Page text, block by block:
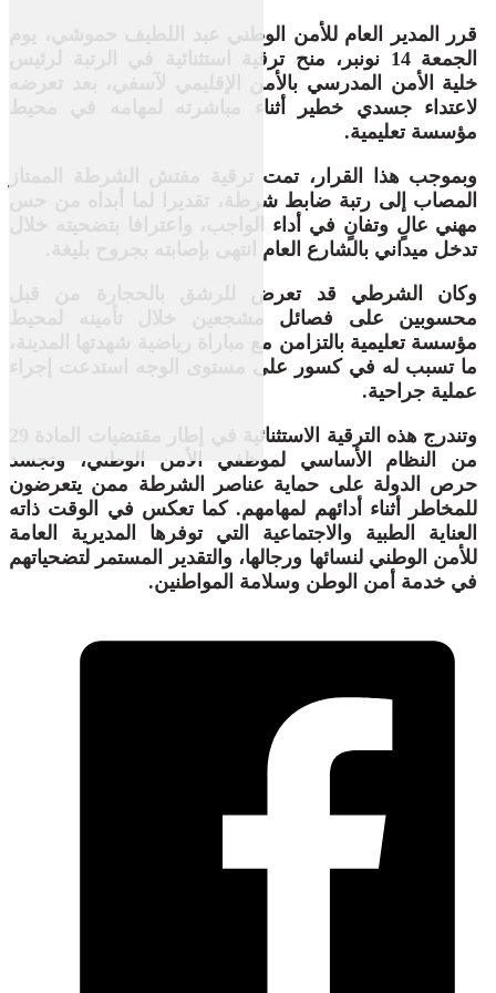
قرر المدير العام للأمن الوطني عبد اللطيف حموشي، يوم
الجمعة 14 نونبر، منح ترقية استثنائية في الرتبة لرئيس
خلية الأمن المدرسي بالأمن الإقليمي لآسفي، بعد تعرضه
لاعتداء جسدي خطير أثناء مباشرته لمهامه في محيط
مؤسسة تعليمية.
وبموجب هذا القرار، تمت ترقية مفتش الشرطة الممتاز
المصاب إلى رتبة ضابط شرطة، تقديرا لما أبداه من حس
مهني عالٍ وتفانٍ في أداء الواجب، واعترافا بتضحيته خلال
تدخل ميداني بالشارع العام انتهى بإصابته بجروح بليغة.
وكان الشرطي قد تعرض للرشق بالحجارة من قبل
محسوبين على فصائل مشجعين خلال تأمينه لمحيط
مؤسسة تعليمية بالتزامن مع مباراة رياضية شهدتها المدينة،
ما تسبب له في كسور على مستوى الوجه استدعت إجراء
عملية جراحية.
من النظام الأساسي لموظفي الأمن الوطني، وتجسد
حرص الدولة على حماية عناصر الشرطة ممن يتعرضون
للمخاطر أثناء أدائهم لمهامهم. كما تعكس في الوقت ذاته
العناية الطبية والاجتماعية التي توفرها المديرية العامة
للأمن الوطني لنسائها ورجالها، والتقدير المستمر لتضحياتهم
في خدمة أمن الوطن وسلامة المواطنين.